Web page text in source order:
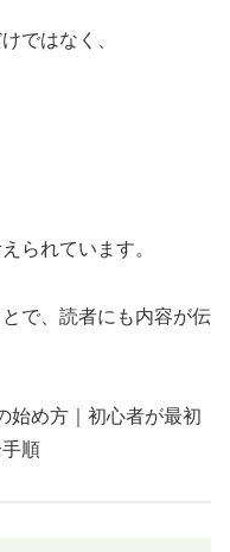
ではなく、
られています。
で、読者にも内容が伝
始め方｜初心者が最初
順